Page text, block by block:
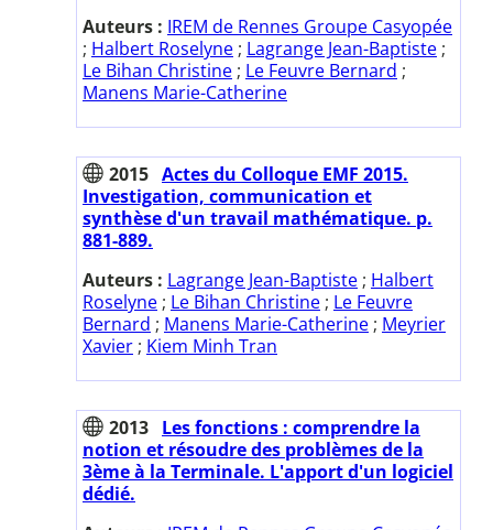
Auteurs : IREM de Rennes Groupe Casyopée
; Halbert Roselyne ; Lagrange Jean-Baptiste ;
Le Bihan Christine ; Le Feuvre Bernard ;
Manens Marie-Catherine
2015 Actes du Colloque EMF 2015.
Investigation, communication et
synthèse d'un travail mathématique. p.
881-889.
Auteurs : Lagrange Jean-Baptiste ; Halbert
Roselyne ; Le Bihan Christine ; Le Feuvre
Bernard ; Manens Marie-Catherine ; Meyrier
Xavier ; Kiem Minh Tran
2013 Les fonctions : comprendre la
notion et résoudre des problèmes de la
3ème à la Terminale. L'apport d'un logiciel
dédié.